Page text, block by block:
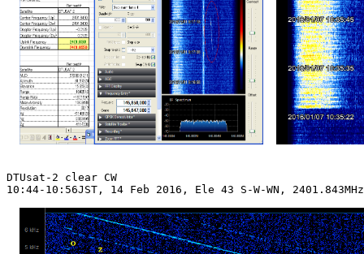
DTUsat-2 clear CW
10:44-10:56JST, 14 Feb 2016, Ele 43 S-W-WN, 2401.843MHz